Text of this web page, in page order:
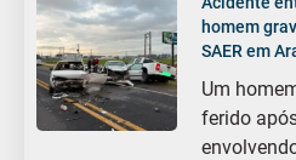
homem
SAER em
Um
ferido